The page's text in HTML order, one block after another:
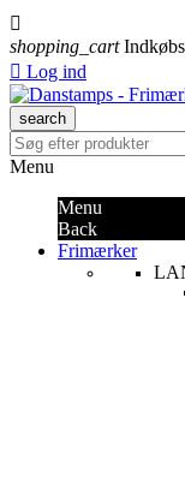

shopping_cart
 Log ind
search
Menu
Menu
Back
Frimærker